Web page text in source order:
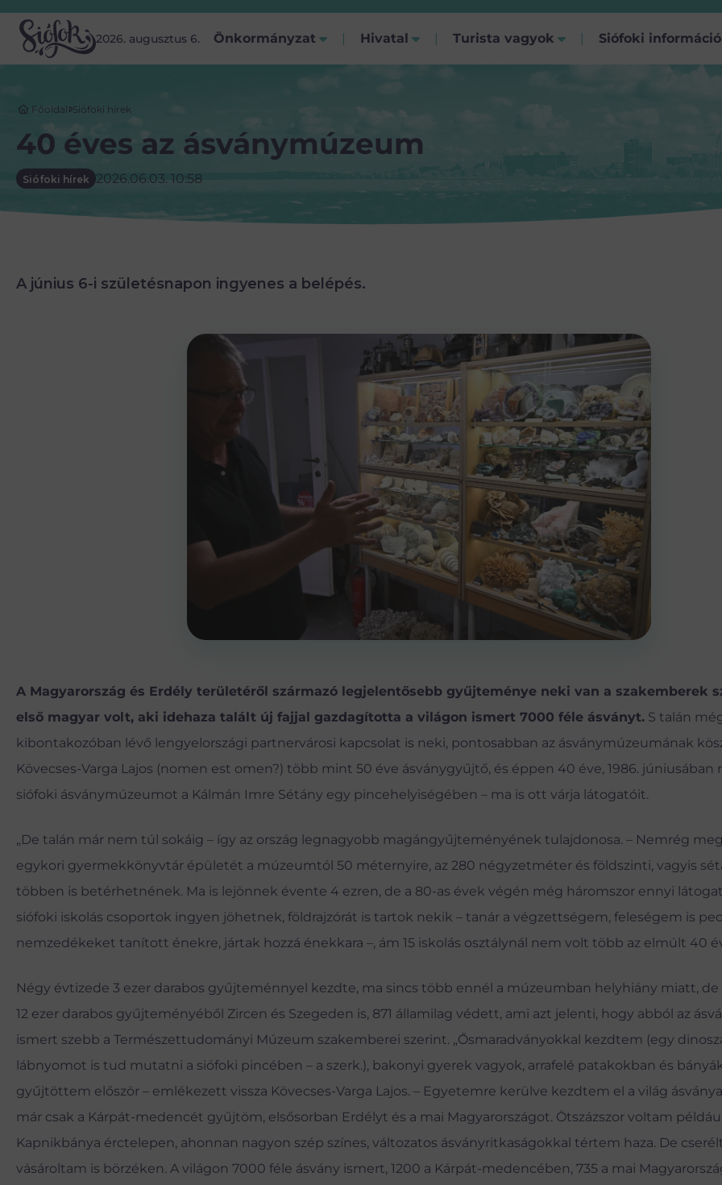
2026. augusztus 6. Önkormányzat Hivatal Turista vagyok Siófoki
Főoldal Siófoki hírek
40 éves az ásványmúzeum
Siófoki hírek 2026.06.03. 10:58
A június 6-i születésnapon ingyenes a belépés.
A Magyarország és Erdély területéről származó legjelentősebb gyűjteménye neki van a szakemberek
első magyar volt, aki idehaza talált új fajjal gazdagította a világon ismert 7000 féle ásványt. S talán
kibontakozóban lévő lengyelországi partnervárosi kapcsolat is neki, pontosabban az ásványmúzeumának
Kövecses-Varga Lajos (nomen est omen?) több mint 50 éve ásványgyűjtő, és éppen 40 éve, 1986. júniusában
siófoki ásványmúzeumot a Kálmán Imre Sétány egy pincehelyiségében – ma is ott várja látogatóit.
„De talán már nem túl sokáig – így az ország legnagyobb magángyűjteményének tulajdonosa. – Nemrég
egykori gyermekkönyvtár épületét a múzeumtól 50 méternyire, az 280 négyzetméter és földszinti, vagyis
többen is betérhetnének. Ma is lejönnek évente 4 ezren, de a 80-as évek végén még háromszor ennyi
siófoki iskolás csoportok ingyen jöhetnek, földrajzórát is tartok nekik – tanár a végzettségem, feleségem is
nemzedékeket tanított énekre, jártak hozzá énekkara –, ám 15 iskolás osztálynál nem volt több az elmúlt 40
Négy évtizede 3 ezer darabos gyűjteménnyel kezdte, ma sincs több ennél a múzeumban helyhiány miatt, de
12 ezer darabos gyűjteményéből Zircen és Szegeden is, 871 államilag védett, ami azt jelenti, hogy abból az
ismert szebb a Természettudományi Múzeum szakemberei szerint. „Ősmaradványokkal kezdtem (egy
lábnyomot is tud mutatni a siófoki pincében – a szerk.), bakonyi gyerek vagyok, arrafelé patakokban és
gyűjtöttem először – emlékezett vissza Kövecses-Varga Lajos. – Egyetemre kerülve kezdtem el a világ
már csak a Kárpát-medencét gyűjtöm, elsősorban Erdélyt és a mai Magyarországot. Ötszázszor voltam
Kapnikbánya érctelepen, ahonnan nagyon szép színes, változatos ásványritkaságokkal tértem haza. De
vásároltam is börzéken. A világon 7000 féle ásvány ismert, 1200 a Kárpát-medencében, 735 a mai